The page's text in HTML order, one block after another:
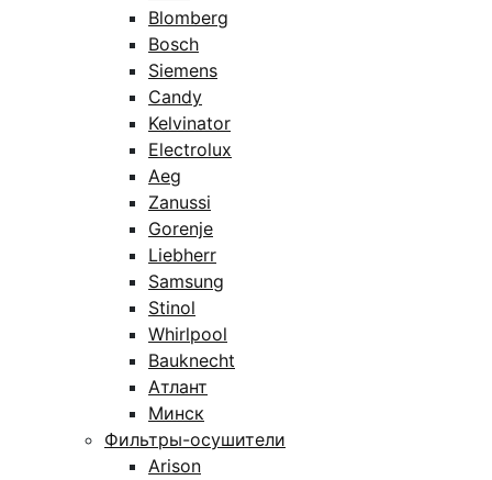
Blomberg
Bosch
Siemens
Candy
Kelvinator
Electrolux
Aeg
Zanussi
Gorenje
Liebherr
Samsung
Stinol
Whirlpool
Bauknecht
Атлант
Минск
Фильтры-осушители
Arison